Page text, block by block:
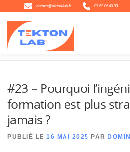
contact@tekton-lab.fr 07 69 06 40 93
au
contenu
L’ACTU CONTACT
Accueil #23 – Pourquoi l’ingénierie de formation
#23 – Pourquoi
formation est plus
jamais ?
PUBLIÉ LE 16 MAI 2025 PAR